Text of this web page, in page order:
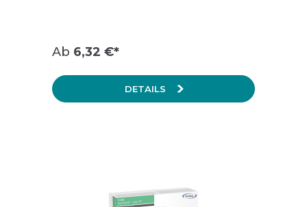
Lebensmittelgeeignet
Ab 6,32 €*
DETAILS